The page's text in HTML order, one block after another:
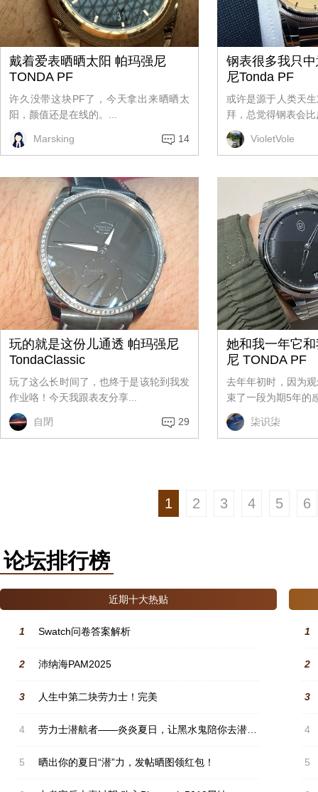
戴着爱表晒晒太阳 帕玛强尼
TONDA PF
许久没带这块PF了，今天拿出来晒晒太
阳，颜值还是在线的。...
Marsking 14
钢表很多我只
尼Tonda PF
或许是源于人类天
拜，总觉得钢表会
VioletVole
玩的就是这份儿通透 帕玛强尼
TondaClassic
玩了这么长时间了，也终于是该轮到我发
作业咯！今天我跟表友分享...
自閉 29
她和我一年它
尼 TONDA PF
去年年初时，因为
束了一段为期5年的
柒识柒
1 2 3 4 5 6
论坛排行榜
近期十大热贴
1 Swatch问卷答案解析
2 沛纳海PAM2025
3 人生中第二块劳力士！完美
4 劳力士潜航者——炎炎夏日，让黑水鬼陪你去潜水吧兄弟们！#晒出你的夏日“潜”力#
5 晒出你的夏日“潜”力，发帖晒图领红包！
1
2
3
4
5